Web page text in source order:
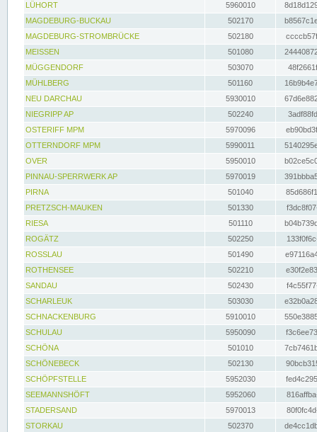
LÜHORT
5960010
MAGDEBURG-BUCKAU
502170
MAGDEBURG-STROMBRÜCKE
502180
MEISSEN
501080
MÜGGENDORF
503070
MÜHLBERG
501160
NEU DARCHAU
5930010
NIEGRIPP AP
502240
OSTERIFF MPM
5970096
OTTERNDORF MPM
5990011
OVER
5950010
PINNAU-SPERRWERK AP
5970019
PIRNA
501040
PRETZSCH-MAUKEN
501330
RIESA
501110
ROGÄTZ
502250
ROSSLAU
501490
ROTHENSEE
502210
SANDAU
502430
SCHARLEUK
503030
SCHNACKENBURG
5910010
SCHULAU
5950090
SCHÖNA
501010
SCHÖNEBECK
502130
SCHÖPFSTELLE
5952030
SEEMANNSHÖFT
5952060
STADERSAND
5970013
STORKAU
502370